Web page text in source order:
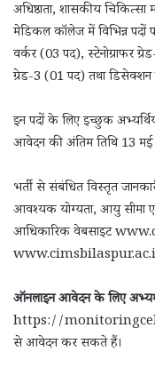
अधिष्ठाता, शासकीय चिकित्सा
मेडिकल कॉलेज में विभिन्न पदों
वर्कर (03 पद), स्टेनोग्राफर
ग्रेड-3 (01 पद) तथा
इन पदों के लिए इच्छुक
आवेदन की अंतिम तिथि 13 मई
भर्ती से संबंधित विस्तृत
आवश्यक योग्यता, आयु सीमा
आधिकारिक वेबसाइट
ऑनलाइन आवेदन के लिए
https://
से आवेदन कर सकते हैं।